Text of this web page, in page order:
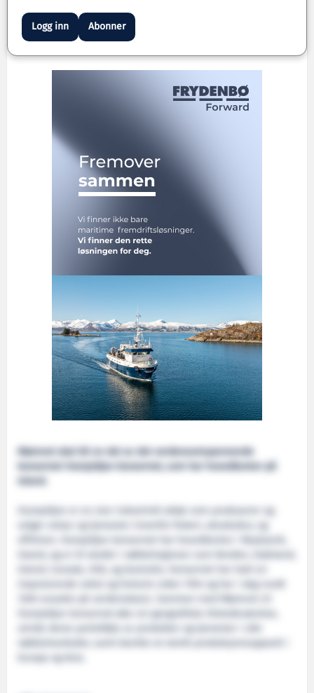
Logg inn Abonner
Mørenot skal bli en del av det verdensomspennende
konsernet Hampidjan konsernet, som har hovedkontor på
Island.
Hampidjan er en stor industriell aktør som produserer og
selger utstyr og tjenester innenfor fiskeri, akvakultur, og
Island, og er til stedet i nøkkelregioner som Norden, Grønland,
Island, Canada, USA, og Australia. Konsernet har hatt en
imponerende vekst og historie siden 1934 og har i dag rundt
Hampidjan konsernet øke sin geografiske tilstedeværelse,
nøkkelmarkeder, samt besitte et sterkt produksjonsoppsett i
Europa og Asia.